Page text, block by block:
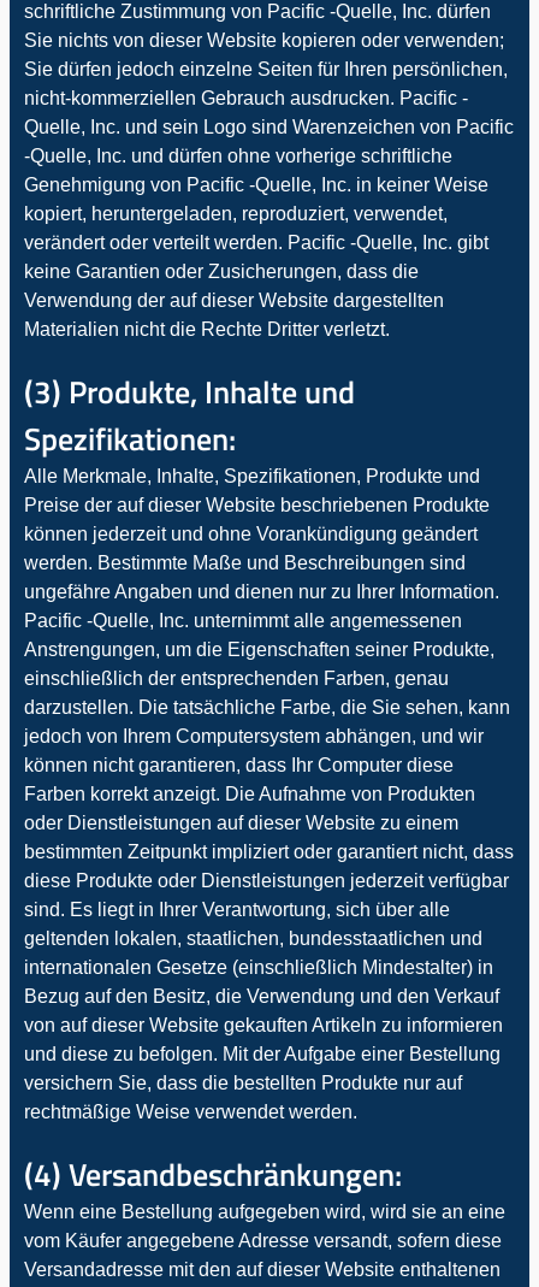
schriftliche Zustimmung von Pacific -Quelle, Inc. dürfen
Sie nichts von dieser Website kopieren oder verwenden;
Sie dürfen jedoch einzelne Seiten für Ihren persönlichen,
nicht-kommerziellen Gebrauch ausdrucken. Pacific -
Quelle, Inc. und sein Logo sind Warenzeichen von Pacific
-Quelle, Inc. und dürfen ohne vorherige schriftliche
Genehmigung von Pacific -Quelle, Inc. in keiner Weise
kopiert, heruntergeladen, reproduziert, verwendet,
verändert oder verteilt werden. Pacific -Quelle, Inc. gibt
keine Garantien oder Zusicherungen, dass die
Verwendung der auf dieser Website dargestellten
Materialien nicht die Rechte Dritter verletzt.
(3) Produkte, Inhalte und
Spezifikationen:
Alle Merkmale, Inhalte, Spezifikationen, Produkte und
Preise der auf dieser Website beschriebenen Produkte
können jederzeit und ohne Vorankündigung geändert
werden. Bestimmte Maße und Beschreibungen sind
ungefähre Angaben und dienen nur zu Ihrer Information.
Pacific -Quelle, Inc. unternimmt alle angemessenen
Anstrengungen, um die Eigenschaften seiner Produkte,
einschließlich der entsprechenden Farben, genau
darzustellen. Die tatsächliche Farbe, die Sie sehen, kann
jedoch von Ihrem Computersystem abhängen, und wir
können nicht garantieren, dass Ihr Computer diese
Farben korrekt anzeigt. Die Aufnahme von Produkten
oder Dienstleistungen auf dieser Website zu einem
bestimmten Zeitpunkt impliziert oder garantiert nicht, dass
diese Produkte oder Dienstleistungen jederzeit verfügbar
sind. Es liegt in Ihrer Verantwortung, sich über alle
geltenden lokalen, staatlichen, bundesstaatlichen und
internationalen Gesetze (einschließlich Mindestalter) in
Bezug auf den Besitz, die Verwendung und den Verkauf
von auf dieser Website gekauften Artikeln zu informieren
und diese zu befolgen. Mit der Aufgabe einer Bestellung
versichern Sie, dass die bestellten Produkte nur auf
rechtmäßige Weise verwendet werden.
(4) Versandbeschränkungen:
Wenn eine Bestellung aufgegeben wird, wird sie an eine
vom Käufer angegebene Adresse versandt, sofern diese
Versandadresse mit den auf dieser Website enthaltenen